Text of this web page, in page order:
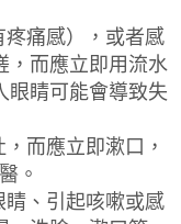
痛感），或者感
，而應立即用流水
眼睛可能會導致失
而應立即漱口，
。
、引起咳嗽或感